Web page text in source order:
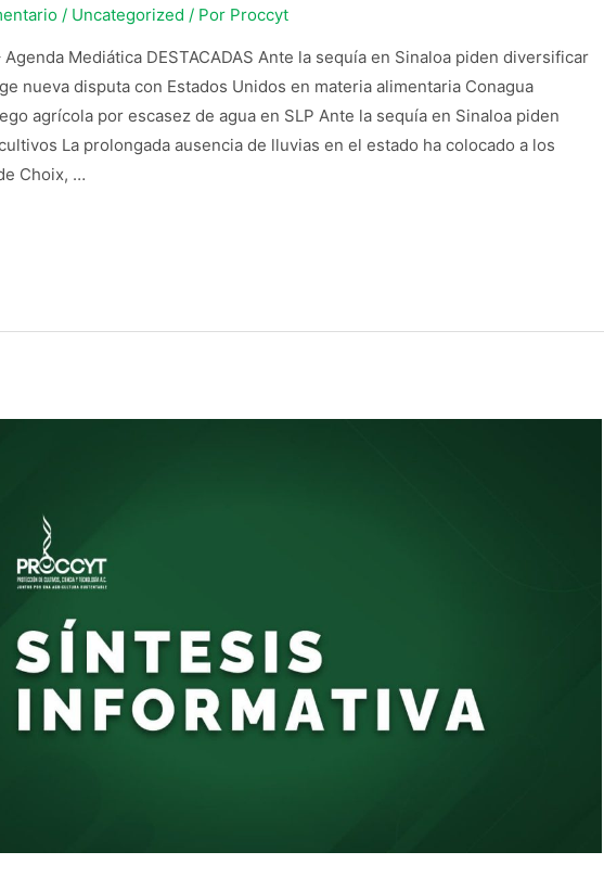
/ Uncategorized / Por Proccyt
Agenda Mediática DESTACADAS Ante la sequía en Sinaloa piden diversificar
nueva disputa con Estados Unidos en materia alimentaria Conagua
agrícola por escasez de agua en SLP Ante la sequía en Sinaloa piden
La prolongada ausencia de lluvias en el estado ha colocado a los
Choix, …